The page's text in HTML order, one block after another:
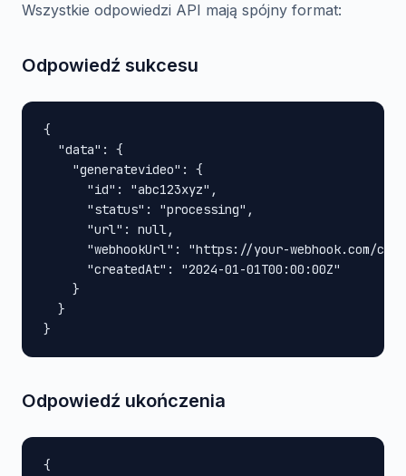
Wszystkie odpowiedzi API mają spójny format:
Odpowiedź sukcesu
{
  "data": {
    "generatevideo": {
      "id": "abc123xyz",
      "status": "processing",
      "url": null,
"webhookUrl": "https://your-webhook.com/
      "createdAt": "2024-01-01T00:00:00Z"
    }
  }
}
Odpowiedź ukończenia
{